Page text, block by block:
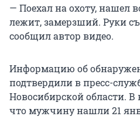
— Поехал на охоту, нашел
лежит, замерзший. Руки
сообщил автор видео.
Информацию об
подтвердили в пресс-
Новосибирской области. В
что мужчину нашли 21